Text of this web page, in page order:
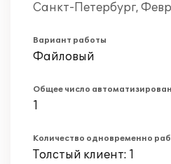
Санкт-Петербург,
Вариант работы
Файловый
Общее число
1
Количество одновременно
Толстый клиент: 1